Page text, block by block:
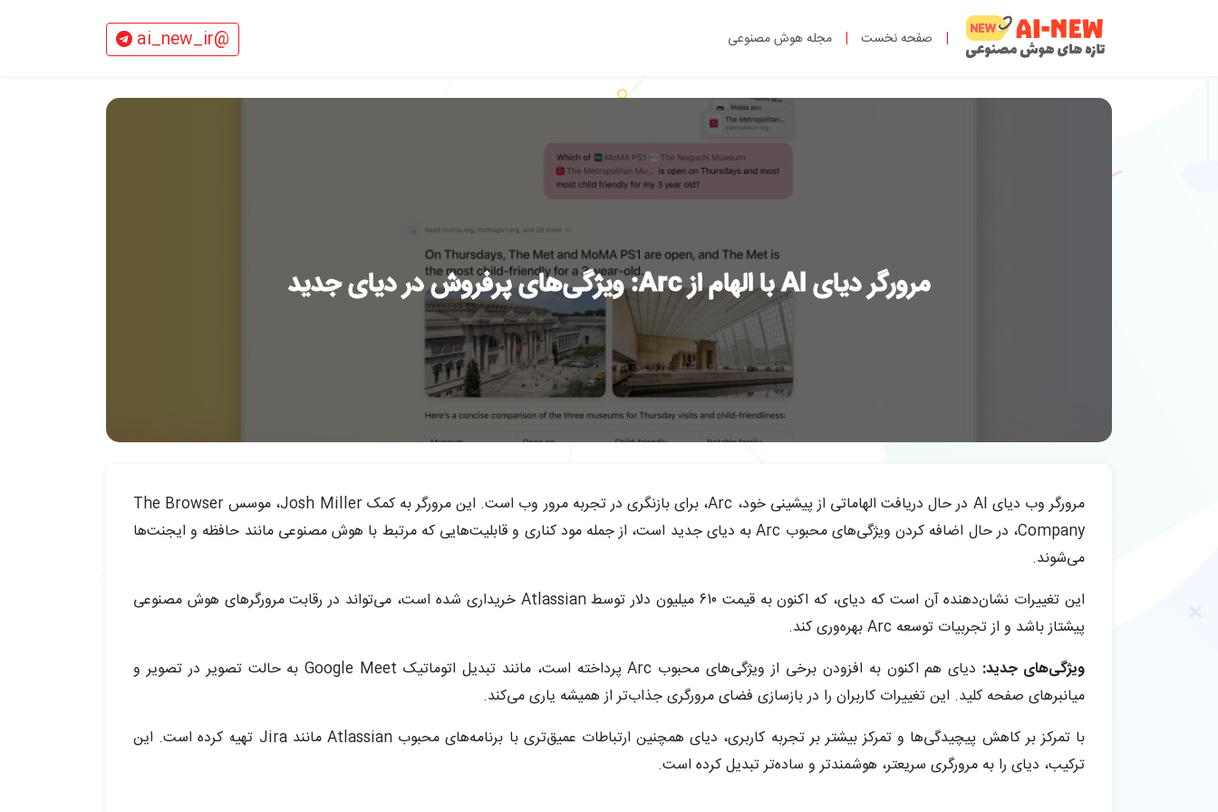
| صفحه نخست | مجله هوش مصنوعی @ai_new_ir
مرورگر دیای AI با الهام از Arc: ویژگی‌های پرفروش در دیای جدید
مرورگر وب دیای AI در حال دریافت الهاماتی از پیشینی خود، Arc، برای بازنگری در تجربه مرور وب است. این مرورگر به کمک Josh Miller، موسس The Browser
Company، در حال اضافه کردن ویژگی‌های محبوب Arc به دیای جدید است، از جمله مود کناری و قابلیت‌هایی که مرتبط با هوش مصنوعی مانند حافظه و ایجنت‌ها
می‌شوند.
این تغییرات نشان‌دهنده آن است که دیای، که اکنون به قیمت 610 میلیون دلار توسط Atlassian خریداری شده است، می‌تواند در رقابت مرورگرهای هوش مصنوعی
پیشتاز باشد و از تجربیات توسعه Arc بهره‌وری کند.
ویژگی‌های جدید:
دیای هم اکنون به افزودن برخی از ویژگی‌های محبوب Arc پرداخته است، مانند تبدیل اتوماتیک Google Meet به حالت تصویر در تصویر و
میانبرهای صفحه کلید. این تغییرات کاربران را در بازسازی فضای مرورگری جذاب‌تر از همیشه یاری می‌کند.
با تمرکز بر کاهش پیچیدگی‌ها و تمرکز بیشتر بر تجربه کاربری، دیای همچنین ارتباطات عمیق‌تری با برنامه‌های محبوب Atlassian مانند Jira تهیه کرده است. این
ترکیب، دیای را به مرورگری سریعتر، هوشمندتر و ساده‌تر تبدیل کرده است.